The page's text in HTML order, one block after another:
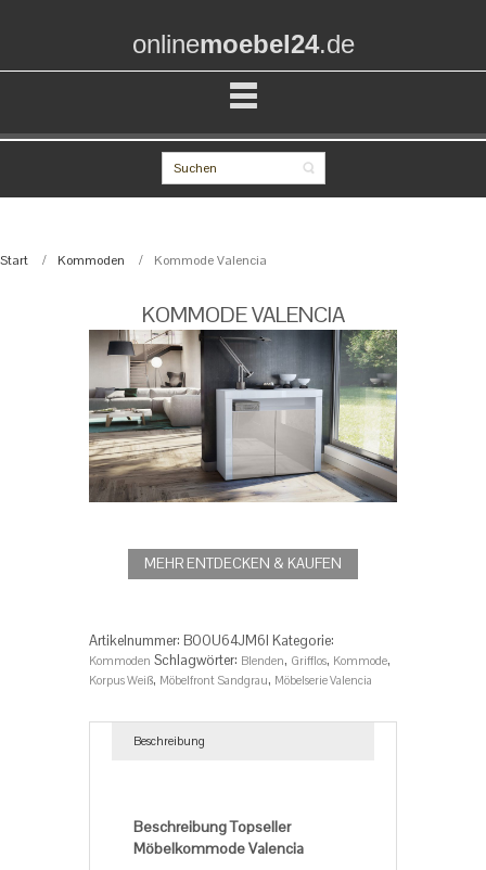
onlinemoebel24.de
Start Kommoden Kommode Valencia
KOMMODE VALENCIA
MEHR ENTDECKEN & KAUFEN
Artikelnummer: ‎‎B00U64JM6I Kategorie:
Kommoden Schlagwörter: Blenden, Grifflos, Kommode,
Korpus Weiß, Möbelfront Sandgrau, Möbelserie Valencia
Beschreibung
Beschreibung Topseller
Möbelkommode Valencia